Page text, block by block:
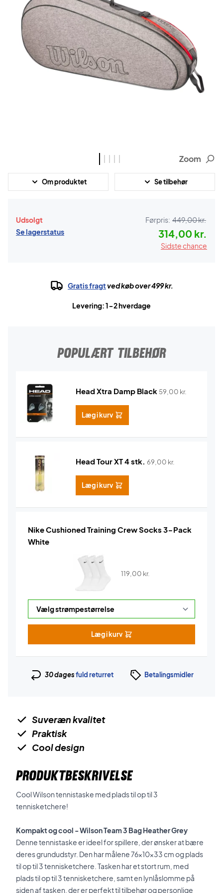
Zoom
Om produktet Se tilbehør
Udsolgt
Se lagerstatus
Førpris: 449,00 kr.
314,00 kr.
Sidste chance
Gratis fragtved køb over 499 kr.
Levering: 1-2 hverdage
POPULÆRT TILBEHØR
Head Xtra Damp Black 59,00 kr.
Læg i kurv
Head Tour XT 4 stk. 69,00 kr.
Læg i kurv
Nike Cushioned Training Crew Socks 3-Pack
White
119,00 kr.
Læg i kurv
30 dagesfuld returret Betalingsmidler
Suveræn kvalitet
Praktisk
Cool design
PRODUKTBESKRIVELSE
Cool Wilson tennistaske med plads til op til 3
tennisketchere!
Kompakt og cool - Wilson Team 3 Bag Heather Grey
Denne tennistaske er ideel for spillere, der ønsker at bære
deres grundudstyr. Den har målene 76x10x33 cm og plads
til op til 3 tennisketchere. Tasken har et stort rum, med
plads til op til 3 tennisketchere, samt en lynlåslomme på
siden af tasken, der er perfekt til tilbehør og personlige